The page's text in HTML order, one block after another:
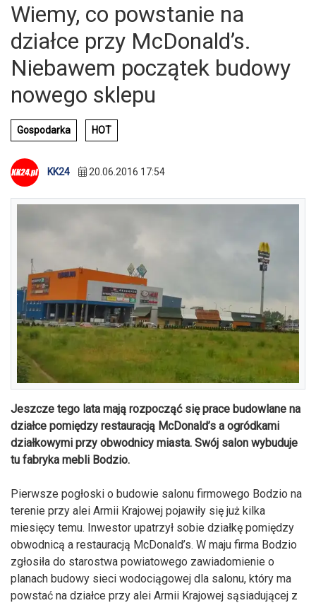
Wiemy, co powstanie na
działce przy McDonald’s.
Niebawem początek budowy
nowego sklepu
Gospodarka HOT
KK24 20.06.2016 17:54
Jeszcze tego lata mają rozpocząć się prace budowlane na
działce pomiędzy restauracją McDonald’s a ogródkami
działkowymi przy obwodnicy miasta. Swój salon wybuduje
tu fabryka mebli Bodzio.
Pierwsze pogłoski o budowie salonu firmowego Bodzio na
terenie przy alei Armii Krajowej pojawiły się już kilka
miesięcy temu. Inwestor upatrzył sobie działkę pomiędzy
obwodnicą a restauracją McDonald’s. W maju firma Bodzio
zgłosiła do starostwa powiatowego zawiadomienie o
planach budowy sieci wodociągowej dla salonu, który ma
powstać na działce przy alei Armii Krajowej sąsiadującej z